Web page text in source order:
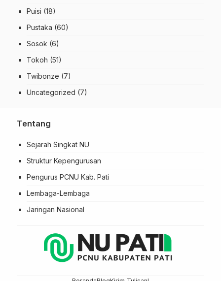
Puisi (18)
Pustaka (60)
Sosok (6)
Tokoh (51)
Twibonze (7)
Uncategorized (7)
Tentang
Sejarah Singkat NU
Struktur Kepengurusan
Pengurus PCNU Kab. Pati
Lembaga-Lembaga
Jaringan Nasional